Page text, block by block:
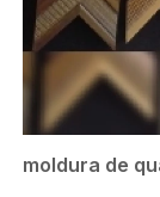
moldura de